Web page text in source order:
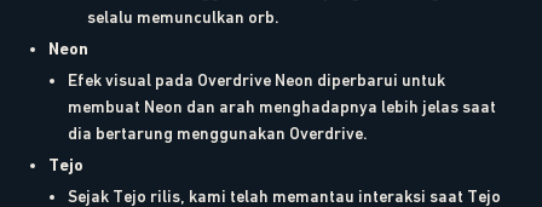
selalu memunculkan orb.
Neon
Efek visual pada Overdrive Neon diperbarui untuk
membuat Neon dan arah menghadapnya lebih jelas saat
dia bertarung menggunakan Overdrive.
Tejo
Sejak Tejo rilis, kami telah memantau interaksi saat Tejo